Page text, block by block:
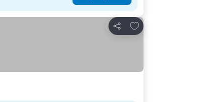
Partilhar
Adicionar aos favoritos